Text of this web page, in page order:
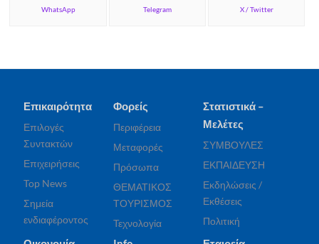
WhatsApp Telegram X / Twitter
Επικαιρότητα
Επιλογές
Συντακτών
Επιχειρήσεις
Top News
Σημεία
ενδιαφέροντος
Φορείς
Περιφέρεια
Μεταφορές
Πρόσωπα
ΘΕΜΑΤΙΚΟΣ
ΤΟΥΡΙΣΜΟΣ
Τεχνολογία
Στατιστικά –
Μελέτες
ΣΥΜΒΟΥΛΕΣ
ΕΚΠΑΙΔΕΥΣΗ
Εκδηλώσεις /
Εκθέσεις
Πολιτική